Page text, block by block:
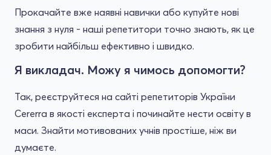
Прокачайте вже наявні навички або купуйте нові
знання з нуля - наші репетитори точно знають, як це
зробити найбільш ефективно і швидко.
Я викладач. Можу я чимось допомогти?
Так, реєструйтеся на сайті репетиторів України
Cererra в якості експерта і починайте нести освіту в
маси. Знайти мотивованих учнів простіше, ніж ви
думаєте.